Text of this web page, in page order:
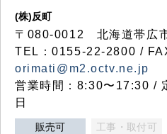
(株)反町
〒080-0012 北海道帯広
TEL：0155-22-2800 /
orimati@m2.octv.ne.jp
営業時間：8:30〜17:30 /
日
販売可 工事・取付可